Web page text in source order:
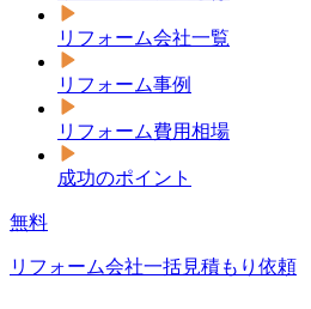
リフォーム会社一覧
リフォーム事例
リフォーム費用相場
成功のポイント
無料
リフォーム会社一括見積もり依頼